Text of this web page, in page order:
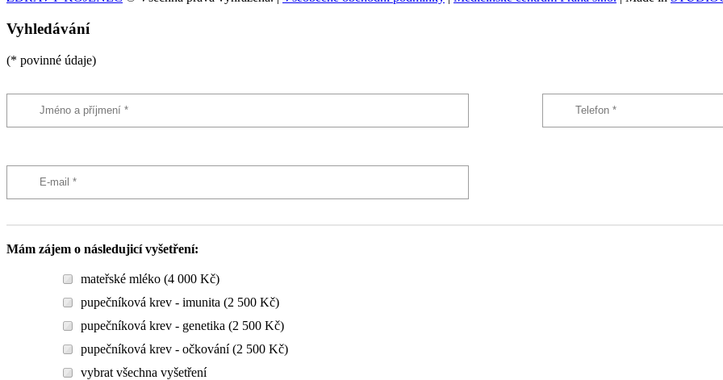
Vyhledávání
(* povinné údaje)
Mám zájem o následujicí vyšetření:
mateřské mléko (4 000 Kč)
pupečníková krev - imunita (2 500 Kč)
pupečníková krev - genetika (2 500 Kč)
pupečníková krev - očkování (2 500 Kč)
vybrat všechna vyšetření